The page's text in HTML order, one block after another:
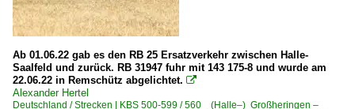
BR 1116 ·ES 64 U2· Taurus
BR 1293 ·Vectron MS· Werbeloks
Unternehmen
City Air Terminal Betriebsgesellschaft m.b.H. ·CAT·
Ab 01.06.22 gab es den RB 25 Ersatzverkehr zwischen Halle-
Saalfeld und zurück. RB 31947 fuhr mit 143 175-8 und wurde am
22.06.22 in Remschütz abgelichtet. 
Alexander Hertel
Deutschland / Strecken | KBS 500-599 / 560 (Halle–) Großheringen –